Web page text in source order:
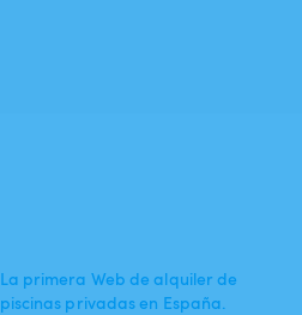
La primera Web de alquiler de
piscinas privadas en España.